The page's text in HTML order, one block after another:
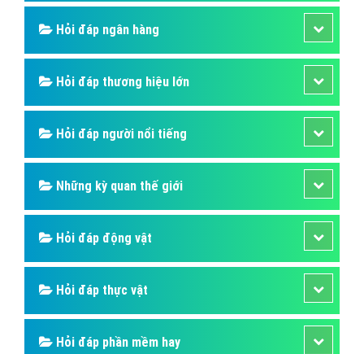
Hỏi đáp ngân hàng
Hỏi đáp thương hiệu lớn
Hỏi đáp người nổi tiếng
Những kỳ quan thế giới
Hỏi đáp động vật
Hỏi đáp thực vật
Hỏi đáp phần mềm hay